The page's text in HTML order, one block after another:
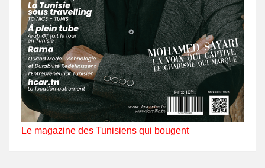
Le magazine des Tunisiens qui bougent